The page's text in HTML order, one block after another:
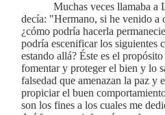
Muchas veces llamaba a
decía: "Hermano, si he venido a
¿cómo podría hacerla
podría escenificar los siguientes
estando allá? Éste es el
fomentar y proteger el bien y lo
falsedad que amenazan la paz y
propiciar el buen
son los fines a los cuales me